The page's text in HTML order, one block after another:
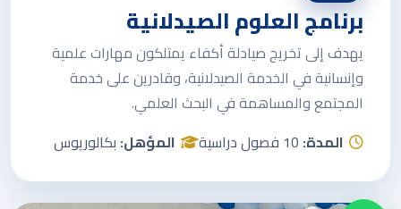
برنامج العلوم الصيدلانية
يهدف إلى تخريج صيادلة أكفاء يمتلكون مهارات علمية
وإنسانية في الخدمة الصيدلانية، وقادرين على خدمة
المجتمع والمساهمة في البحث العلمي.
المدة:10 فصول دراسية المؤهل:بكالوريوس